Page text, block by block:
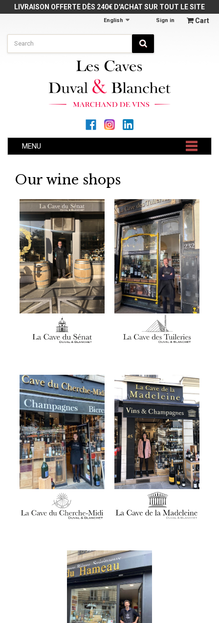
LIVRAISON OFFERTE DÈS 240€ D'ACHAT SUR TOUT LE SITE
Cart
Sign in
English
MENU
Our wine shops
Cookies management panel